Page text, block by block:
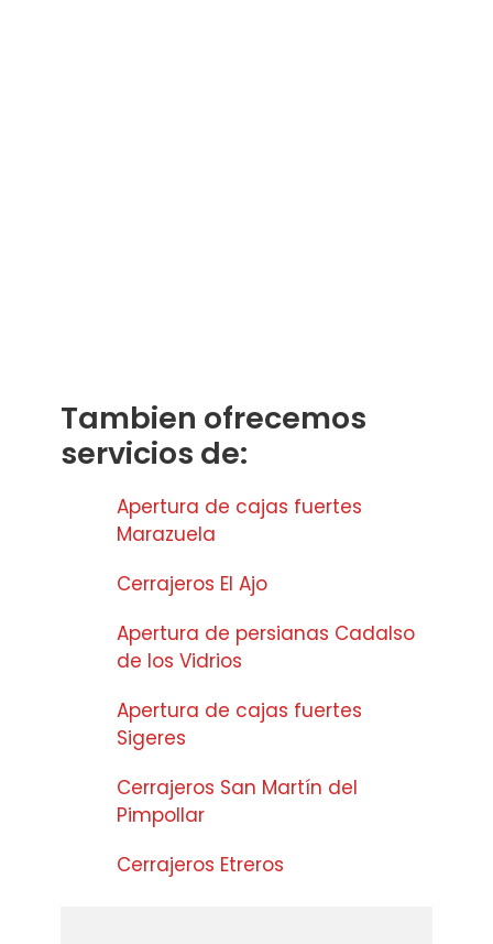
Tambien ofrecemos
servicios de:
Apertura de cajas fuertes
Marazuela
Cerrajeros El Ajo
Apertura de persianas Cadalso
de los Vidrios
Apertura de cajas fuertes
Sigeres
Cerrajeros San Martín del
Pimpollar
Cerrajeros Etreros